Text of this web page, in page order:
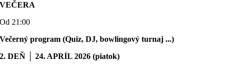
VEČERA
Od 21:00
Večerný program (Quiz, DJ, bowlingový turnaj ...)
2. DEŇ
24. APRÍL 2026 (piatok)